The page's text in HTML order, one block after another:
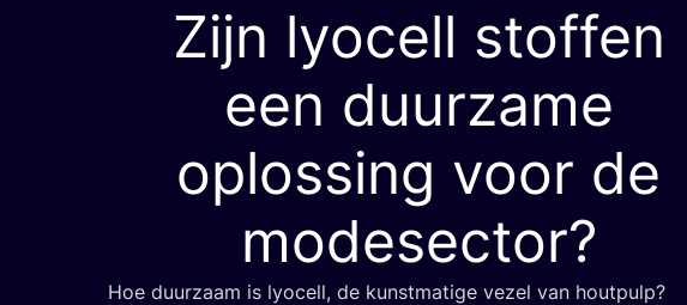
Zijn lyocell stoffen
een duurzame
oplossing voor de
modesector?
Hoe duur­zaam is lyo­cell, de kunst­ma­ti­ge vezel van houtpulp?